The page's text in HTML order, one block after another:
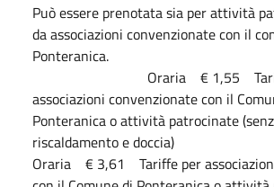
Può essere prenotata sia per attività
da associazioni convenzionate con il
Oraria € 1,55
associazioni convenzionate con il
Ponteranica o attività patrocinate
riscaldamento e doccia)
Oraria € 3,61 Tariffe per